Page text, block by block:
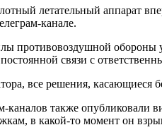
летательный аппарат
канале.
противовоздушной обороны
связи с
все решения, касающиеся
каналов также
в какой-то момент он